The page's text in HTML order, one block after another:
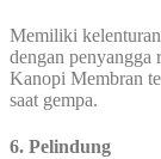
Memiliki
dengan penyangga
Kanopi Membran
saat gempa.
6. Pelindung